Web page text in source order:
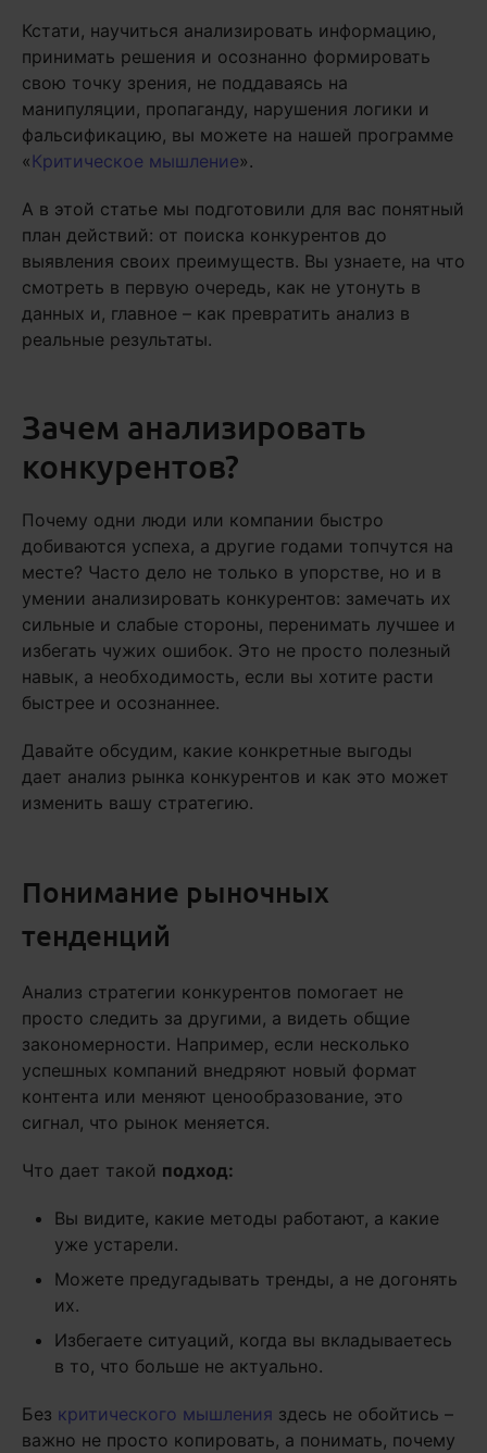
Кстати, научиться анализировать информацию,
принимать решения и осознанно формировать
свою точку зрения, не поддаваясь на
манипуляции, пропаганду, нарушения логики и
фальсификацию, вы можете на нашей программе
«Критическое мышление».
А в этой статье мы подготовили для вас понятный
план действий: от поиска конкурентов до
выявления своих преимуществ. Вы узнаете, на что
смотреть в первую очередь, как не утонуть в
данных и, главное – как превратить анализ в
реальные результаты.
Зачем анализировать
конкурентов?
Почему одни люди или компании быстро
добиваются успеха, а другие годами топчутся на
месте? Часто дело не только в упорстве, но и в
умении анализировать конкурентов: замечать их
сильные и слабые стороны, перенимать лучшее и
избегать чужих ошибок. Это не просто полезный
навык, а необходимость, если вы хотите расти
быстрее и осознаннее.
Давайте обсудим, какие конкретные выгоды
дает анализ рынка конкурентов и как это может
изменить вашу стратегию.
Понимание рыночных
тенденций
Анализ стратегии конкурентов помогает не
просто следить за другими, а видеть общие
закономерности. Например, если несколько
успешных компаний внедряют новый формат
контента или меняют ценообразование, это
сигнал, что рынок меняется.
Что дает такой подход:
Вы видите, какие методы работают, а какие
уже устарели.
Можете предугадывать тренды, а не догонять
их.
Избегаете ситуаций, когда вы вкладываетесь
в то, что больше не актуально.
Без критического мышления здесь не обойтись –
важно не просто копировать, а понимать, почему